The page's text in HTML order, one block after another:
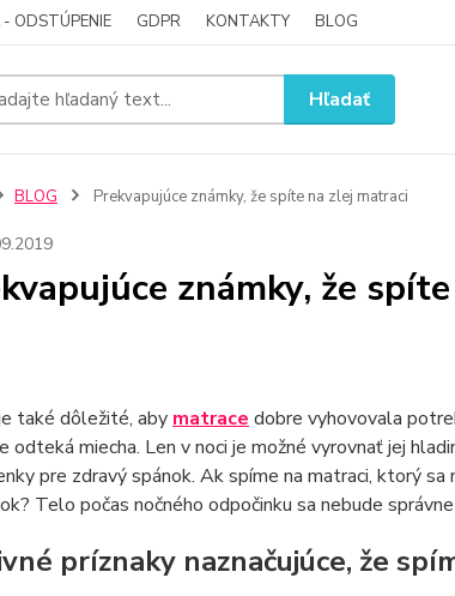
ODSTÚPENIE GDPR KONTAKTY BLOG
Hľadať
BLOG Prekvapujúce známky, že spíte na zlej matraci
.2019
známky, že
také dôležité, aby matrace dobre vyhovovala
odteká miecha. Len v noci je možné vyrovnať jej
pre zdravý spánok. Ak spíme na matraci, ktorý
Telo počas nočného odpočinku sa nebude
príznaky naznačujúce, že